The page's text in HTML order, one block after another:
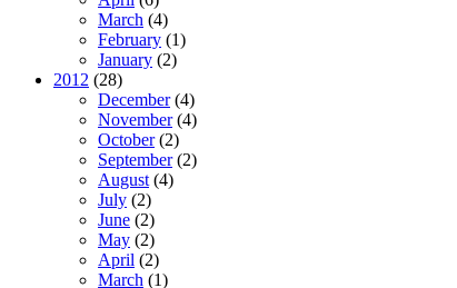
March (4)
February (1)
January (2)
2012 (28)
December (4)
November (4)
October (2)
September (2)
August (4)
July (2)
June (2)
May (2)
April (2)
March (1)